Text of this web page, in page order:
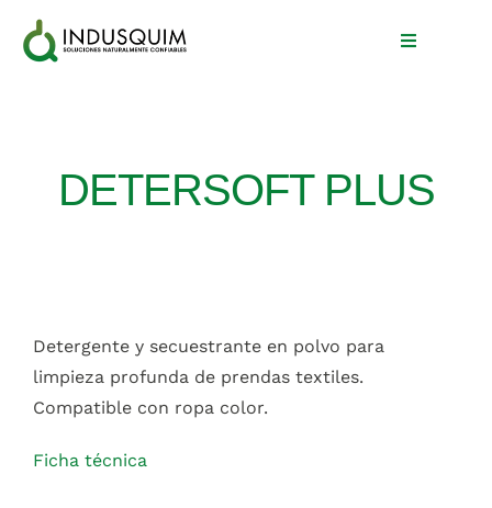
Toggle
Nosotros
Contacto
DETERSOFT PLUS
Detergente y secuestrante en polvo para
limpieza profunda de prendas textiles.
Compatible con ropa color.
Ficha técnica